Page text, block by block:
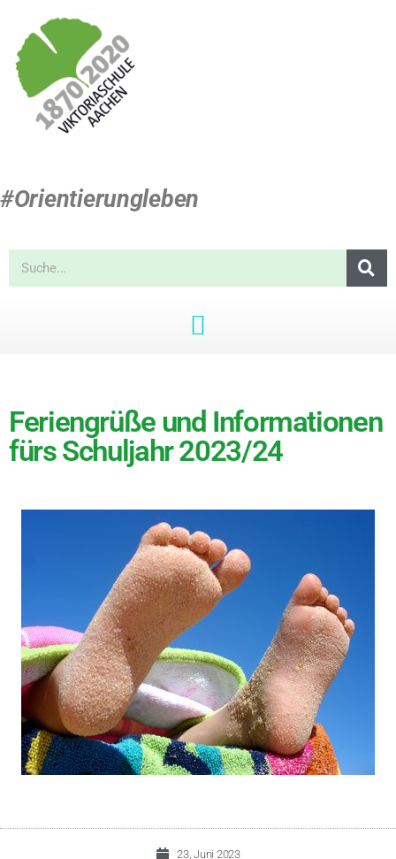
#Orientierungleben
Feriengrüße und Informationen
fürs Schuljahr 2023/24
23, Juni 2023